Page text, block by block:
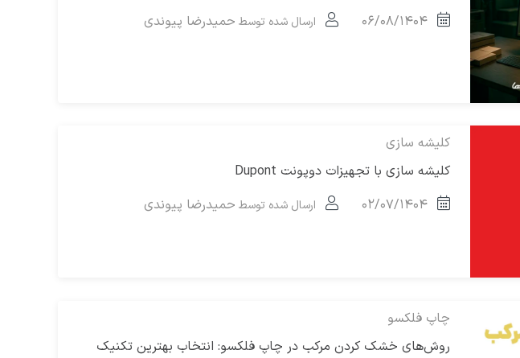
۰۶/۰۸/۱۴۰۴
ارسال شده توسط حمیدرضا پیوندی
کلیشه سازی
کلیشه سازی با تجهیزات دوپونت Dupont
۰۲/۰۷/۱۴۰۴
ارسال شده توسط حمیدرضا پیوندی
چاپ فلکسو
روش‌های خشک کردن مرکب در چاپ فلکسو: انتخاب بهترین تکنیک